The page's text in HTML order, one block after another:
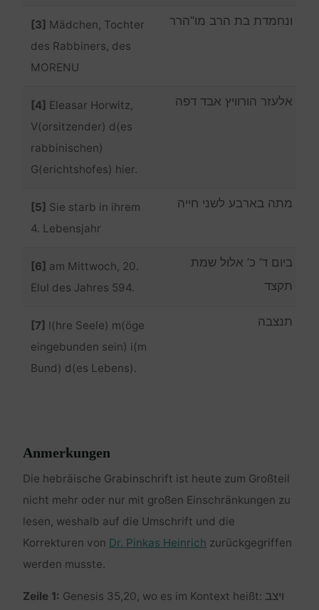
[3] Mädchen, Tochter
des Rabbiners, des
MORENU
ונחמדת בת הרב מו”הרר
[4] Eleasar Horwitz,
V(orsitzender) d(es
rabbinischen)
G(erichtshofes) hier.
אלעזר הורוויץ אבד דפה
[5] Sie starb in ihrem
4. Lebensjahr
מתה בארבע לשני חייה
[6] am Mittwoch, 20.
Elul des Jahres 594.
ביום ד’ כ’ אלול שמת
תקצד
[7] I(hre Seele) m(öge
eingebunden sein) i(m
Bund) d(es Lebens).
תנצבה
Anmerkungen
Die hebräische Grabinschrift ist heute zum Großteil
nicht mehr oder nur mit großen Einschränkungen zu
lesen, weshalb auf die Umschrift und die
Korrekturen von Dr. Pinkas Heinrich zurückgegriffen
werden musste.
Zeile 1: Genesis 35,20, wo es im Kontext heißt: ויצב